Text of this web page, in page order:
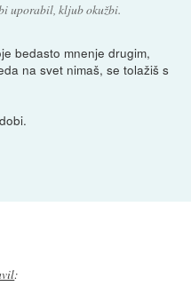
uporabil, kljub okužbi.
bedasto mnenje drugim,
na svet nimaš, se tolažiš s
: